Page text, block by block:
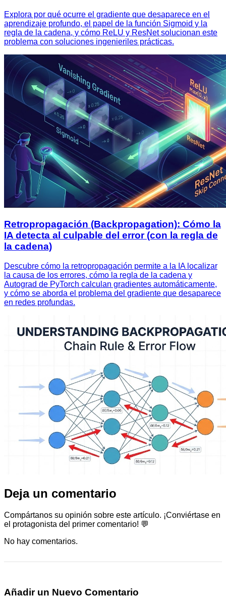
Explora por qué ocurre el gradiente que desaparece en el
aprendizaje profundo, el papel de la función Sigmoid y la
regla de la cadena, y cómo ReLU y ResNet solucionan este
problema con soluciones ingenieriles prácticas.
Retropropagación (Backpropagation): Cómo la
IA detecta al culpable del error (con la regla de
la cadena)
Descubre cómo la retropropagación permite a la IA localizar
la causa de los errores, cómo la regla de la cadena y
Autograd de PyTorch calculan gradientes automáticamente,
y cómo se aborda el problema del gradiente que desaparece
en redes profundas.
Deja un comentario
Compártanos su opinión sobre este artículo. ¡Conviértase en
el protagonista del primer comentario! 💬
No hay comentarios.
Añadir un Nuevo Comentario